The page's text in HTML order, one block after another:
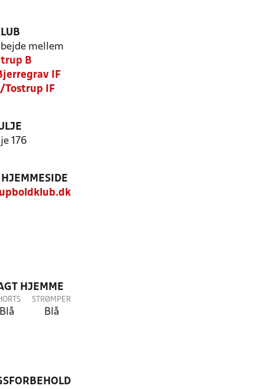
mellem
B
IF
Tostrup IF
176
HJEMME
Blå
STRØMPER
Blå